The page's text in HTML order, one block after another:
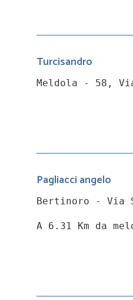
Turcisandro
Meldola - 58,
Pagliacci angelo
Bertinoro - Via
A 6.31 Km da